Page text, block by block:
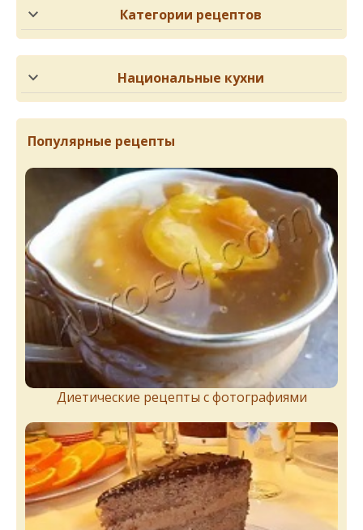
Категории рецептов
Национальные кухни
Популярные рецепты
Диетические рецепты с фотографиями